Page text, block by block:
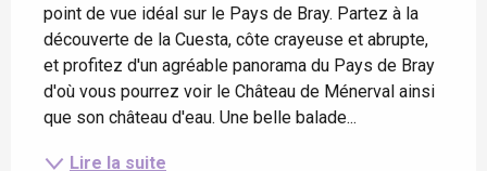
point de vue idéal sur le Pays de Bray. Partez à la
découverte de la Cuesta, côte crayeuse et abrupte,
et profitez d'un agréable panorama du Pays de Bray
d'où vous pourrez voir le Château de Ménerval ainsi
que son château d'eau. Une belle balade...
Lire la suite